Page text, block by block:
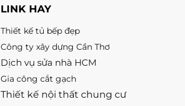
LINK HAY
Thiết kế tủ bếp đẹp
Công ty xây dựng Cần Thơ
Dịch vụ sửa nhà HCM
Gia công cắt gạch
Thiết kế nội thất chung cư